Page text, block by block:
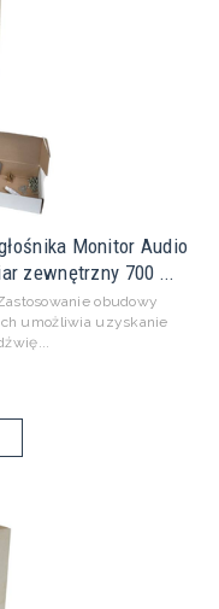
Monitor Audio
zewnętrzny 700 ...
obudowy
umożliwia uzyskanie